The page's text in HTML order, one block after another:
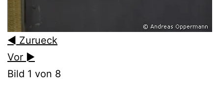
◄ Zurueck
Vor ►
Bild 1 von 8